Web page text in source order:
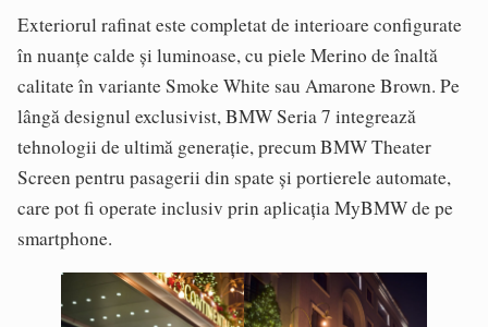
Exteriorul rafinat este completat de interioare configurate
în nuanțe calde și luminoase, cu piele Merino de înaltă
calitate în variante Smoke White sau Amarone Brown. Pe
lângă designul exclusivist, BMW Seria 7 integrează
tehnologii de ultimă generație, precum BMW Theater
Screen pentru pasagerii din spate și portierele automate,
care pot fi operate inclusiv prin aplicația MyBMW de pe
smartphone.